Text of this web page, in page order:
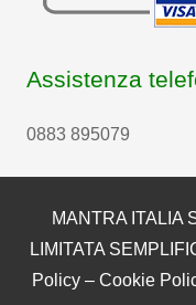
Assistenza
0883 895079
MANTRA ITALIA
LIMITATA
Policy– Cookie